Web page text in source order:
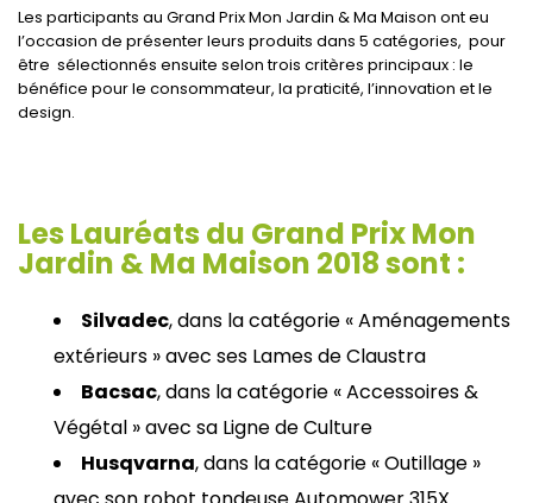
Les participants au Grand Prix Mon Jardin & Ma Maison ont eu
l’occasion de présenter leurs produits dans 5 catégories, pour
être sélectionnés ensuite selon trois critères principaux : le
bénéfice pour le consommateur, la praticité, l’innovation et le
design.
Les Lauréats du Grand Prix Mon
Jardin & Ma Maison 2018 sont :
Silvadec, dans la catégorie « Aménagements
extérieurs » avec ses Lames de Claustra
Bacsac, dans la catégorie « Accessoires &
Végétal » avec sa Ligne de Culture
Husqvarna, dans la catégorie « Outillage »